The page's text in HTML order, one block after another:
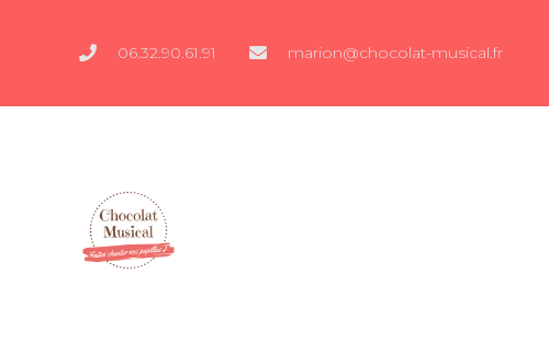
06.32.90.61.91 marion@chocolat-musical.fr